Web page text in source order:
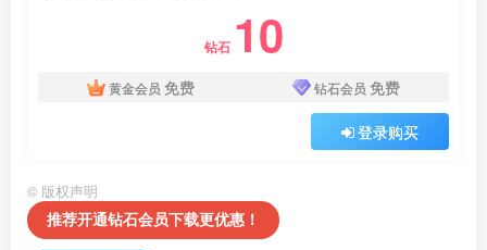
钻石 10
黄金会员 免费 钻石会员 免费
登录购买
© 版权声明
推荐开通钻石会员下载更优惠！